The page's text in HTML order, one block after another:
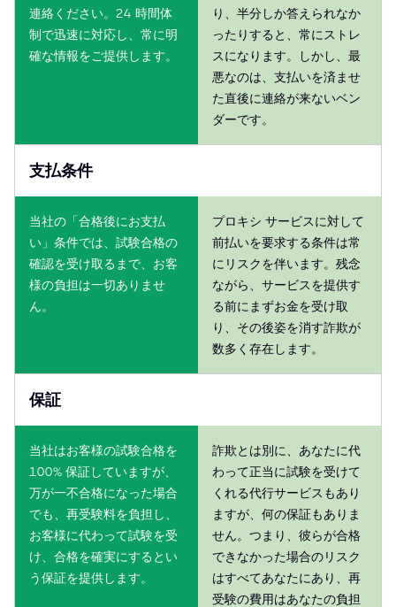
連絡ください。24 時間体
制で迅速に対応し、常に明
確な情報をご提供します。
り、半分しか答えられなか
ったりすると、常にストレ
スになります。しかし、最
悪なのは、支払いを済ませ
た直後に連絡が来ないベン
ダーです。
支払条件
当社の「合格後にお支払
い」条件では、試験合格の
確認を受け取るまで、お客
様の負担は一切ありませ
ん。
プロキシ サービスに対して
前払いを要求する条件は常
にリスクを伴います。残念
ながら、サービスを提供す
る前にまずお金を受け取
り、その後姿を消す詐欺が
数多く存在します。
保証
当社はお客様の試験合格を
100% 保証していますが、
万が一不合格になった場合
でも、再受験料を負担し、
お客様に代わって試験を受
け、合格を確実にするとい
う保証を提供します。
詐欺とは別に、あなたに代
わって正当に試験を受けて
くれる代行サービスもあり
ますが、何の保証もありま
せん。つまり、彼らが合格
できなかった場合のリスク
はすべてあなたにあり、再
受験の費用はあなたの負担